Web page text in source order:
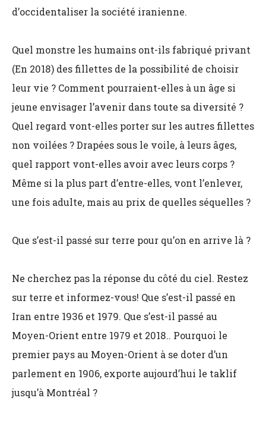
d’occidentaliser la société iranienne.
Quel monstre les humains ont-ils fabriqué privant
(En 2018) des fillettes de la possibilité de choisir
leur vie ? Comment pourraient-elles à un âge si
jeune envisager l’avenir dans toute sa diversité ?
Quel regard vont-elles porter sur les autres fillettes
non voilées ? Drapées sous le voile, à leurs âges,
quel rapport vont-elles avoir avec leurs corps ?
Même si la plus part d’entre-elles, vont l’enlever,
une fois adulte, mais au prix de quelles séquelles ?
Que s’est-il passé sur terre pour qu’on en arrive là ?
Ne cherchez pas la réponse du côté du ciel. Restez
sur terre et informez-vous! Que s’est-il passé en
Iran entre 1936 et 1979. Que s’est-il passé au
Moyen-Orient entre 1979 et 2018.. Pourquoi le
premier pays au Moyen-Orient à se doter d’un
parlement en 1906, exporte aujourd’hui le taklif
jusqu’à Montréal ?